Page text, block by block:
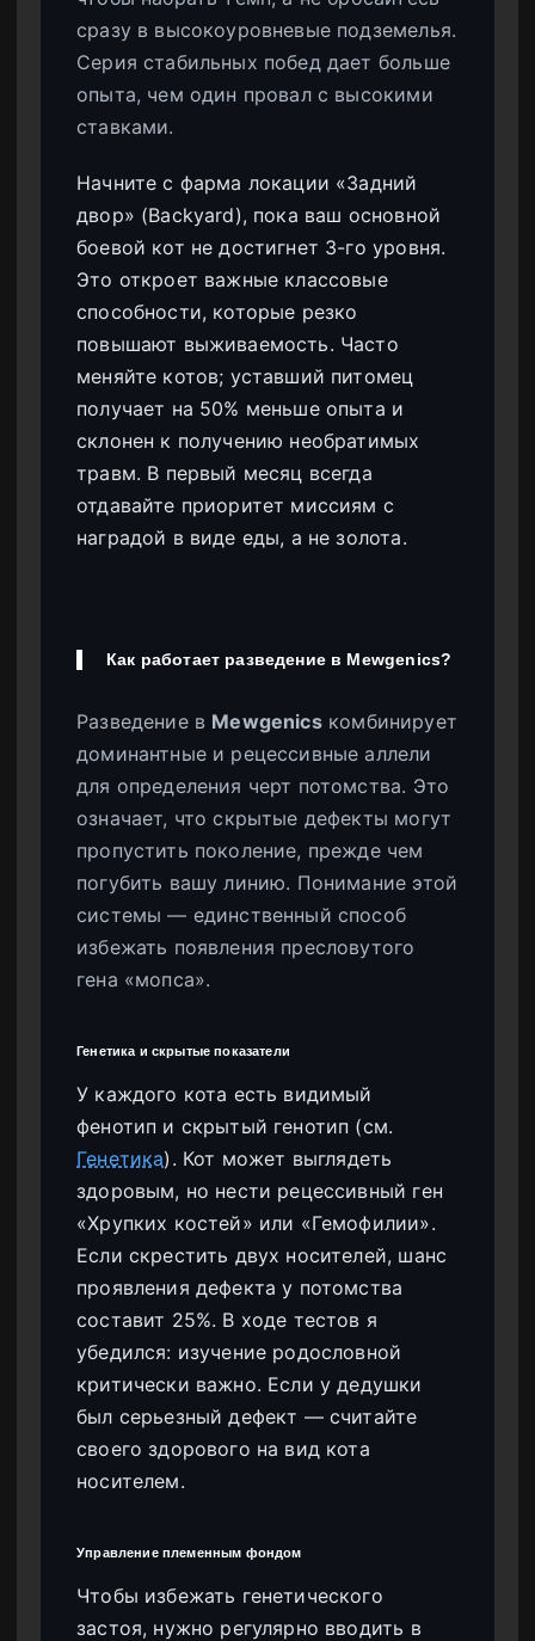
сразу в высокоуровневые подземелья.
Серия стабильных побед дает больше
опыта, чем один провал с высокими
ставками.
Начните с фарма локации «Задний
двор» (Backyard), пока ваш основной
боевой кот не достигнет 3-го уровня.
Это откроет важные классовые
способности, которые резко
повышают выживаемость. Часто
меняйте котов; уставший питомец
получает на 50% меньше опыта и
склонен к получению необратимых
травм. В первый месяц всегда
отдавайте приоритет миссиям с
наградой в виде еды, а не золота.
Как работает разведение в Mewgenics?
Разведение в Mewgenicsкомбинирует
доминантные и рецессивные аллели
для определения черт потомства. Это
означает, что скрытые дефекты могут
пропустить поколение, прежде чем
погубить вашу линию. Понимание этой
системы — единственный способ
избежать появления пресловутого
гена «мопса».
Генетика и скрытые показатели
У каждого кота есть видимый
фенотип и скрытый генотип (см.
Генетика). Кот может выглядеть
здоровым, но нести рецессивный ген
«Хрупких костей» или «Гемофилии».
Если скрестить двух носителей, шанс
проявления дефекта у потомства
составит 25%. В ходе тестов я
убедился: изучение родословной
критически важно. Если у дедушки
был серьезный дефект — считайте
своего здорового на вид кота
носителем.
Управление племенным фондом
Чтобы избежать генетического
застоя, нужно регулярно вводить в